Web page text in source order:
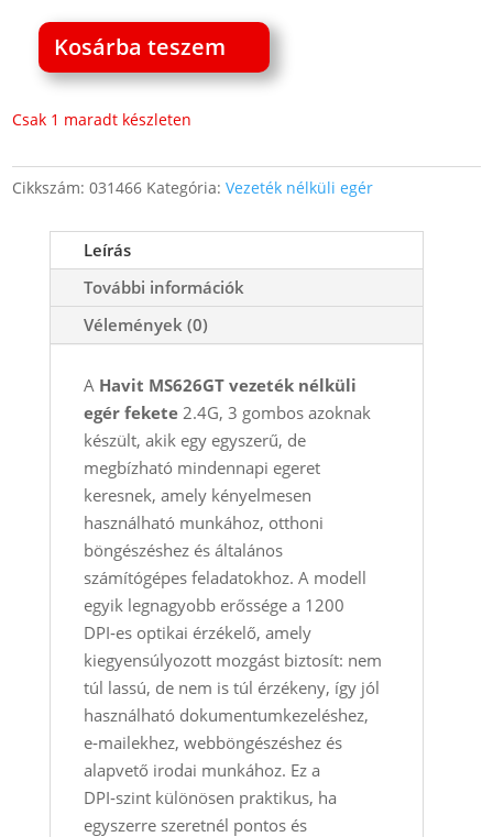
Havit
MS626GT
vezeték
egér
3
mennyiség
Kosárba teszem
Csak 1 maradt készleten
Cikkszám:031466 Kategória:Vezeték nélküli egér
Leírás
További információk
Vélemények (0)
A Havit MS626GT vezeték nélküli
egér fekete2.4G, 3 gombos azoknak
készült, akik egy egyszerű, de
megbízható mindennapi egeret
keresnek, amely kényelmesen
használható munkához, otthoni
böngészéshez és általános
számítógépes feladatokhoz. A modell
egyik legnagyobb erőssége a 1200
DPI‑es optikai érzékelő, amely
kiegyensúlyozott mozgást biztosít: nem
túl lassú, de nem is túl érzékeny, így jól
használható dokumentumkezeléshez,
e‑mailekhez, webböngészéshez és
alapvető irodai munkához. Ez a
DPI‑szint különösen praktikus, ha
egyszerre szeretnél pontos és